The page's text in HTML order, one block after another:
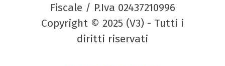
Fiscale / P.Iva 02437210996
Copyright © 2025 (V3) - Tutti i
diritti riservati